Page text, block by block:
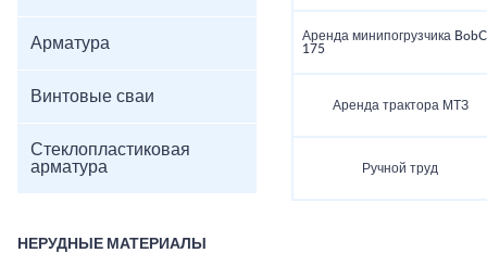
Арматура
Винтовые сваи
Стеклопластиковая
арматура
НЕРУДНЫЕ МАТЕРИАЛЫ
Аренда минипогрузчика
175
Аренда трактора МТЗ
Ручной труд